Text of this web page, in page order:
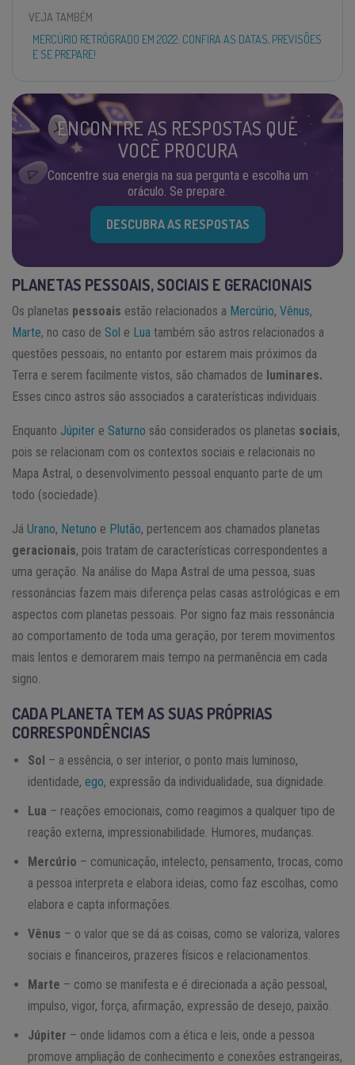
VEJA TAMBÉM
MERCÚRIO RETRÓGRADO EM 2022: CONFIRA AS DATAS, PREVISÕES
E SE PREPARE!
ENCONTRE AS RESPOSTAS QUE
VOCÊ PROCURA
Concentre sua energia na sua pergunta e escolha um
oráculo. Se prepare.
DESCUBRA AS RESPOSTAS
PLANETAS PESSOAIS, SOCIAIS E GERACIONAIS
Os planetas pessoais estão relacionados a Mercúrio, Vênus,
Marte, no caso de Sol e Lua também são astros relacionados a
questões pessoais, no entanto por estarem mais próximos da
Terra e serem facilmente vistos, são chamados de luminares.
Esses cinco astros são associados a caraterísticas individuais.
Enquanto Júpiter e Saturno são considerados os planetas sociais,
pois se relacionam com os contextos sociais e relacionais no
Mapa Astral, o desenvolvimento pessoal enquanto parte de um
todo (sociedade).
Já Urano, Netuno e Plutão, pertencem aos chamados planetas
geracionais, pois tratam de características correspondentes a
uma geração. Na análise do Mapa Astral de uma pessoa, suas
ressonâncias fazem mais diferença pelas casas astrológicas e em
aspectos com planetas pessoais. Por signo faz mais ressonância
ao comportamento de toda uma geração, por terem movimentos
mais lentos e demorarem mais tempo na permanência em cada
signo.
CADA PLANETA TEM AS SUAS PRÓPRIAS
CORRESPONDÊNCIAS
Sol – a essência, o ser interior, o ponto mais luminoso,
identidade, ego, expressão da individualidade, sua dignidade.
Lua – reações emocionais, como reagimos a qualquer tipo de
reação externa, impressionabilidade. Humores, mudanças.
Mercúrio – comunicação, intelecto, pensamento, trocas, como
a pessoa interpreta e elabora ideias, como faz escolhas, como
elabora e capta informações.
Vênus – o valor que se dá as coisas, como se valoriza, valores
sociais e financeiros, prazeres físicos e relacionamentos.
Marte – como se manifesta e é direcionada a ação pessoal,
impulso, vigor, força, afirmação, expressão de desejo, paixão.
Júpiter – onde lidamos com a ética e leis, onde a pessoa
promove ampliação de conhecimento e conexões estrangeiras,